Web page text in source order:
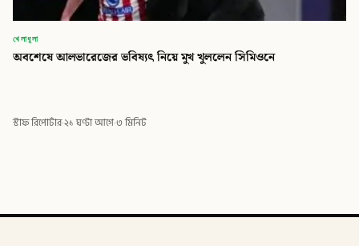
খেলাধুলা
অবশেষে আলভারেজের ভবিষ্যৎ নিয়ে মুখ খুললেন সিমিওনে
স্টাফ রিপোর্টার·২১ ঘণ্টা আগে·৩ মিনিট